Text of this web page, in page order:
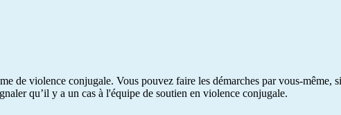
de violence conjugale. Vous pouvez faire les démarches par vous-même,
qu’il y a un cas à l'équipe de soutien en violence conjugale.